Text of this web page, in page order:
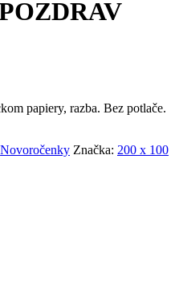
papiery, razba. Bez potlače.
Novoročenky Značka: 200 x 100